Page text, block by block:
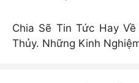
Chia Sẽ Tin Tức Hay Về
Thủy. Những Kinh